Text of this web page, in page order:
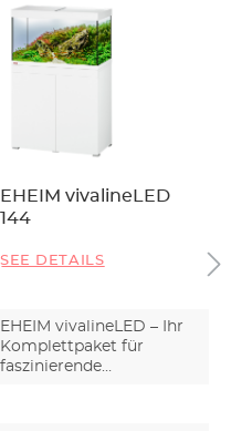
EHEIM vivalineLED
144
SEE DETAILS
EHEIM vivalineLED – Ihr
Komplettpaket für
faszinierende